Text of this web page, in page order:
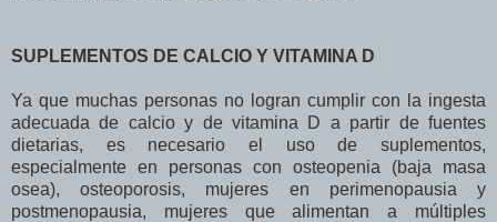
SUPLEMENTOS DE CALCIO Y VITAMINA D
Ya que muchas personas no logran cumplir con la ingesta
adecuada de calcio y de vitamina D a partir de fuentes
dietarias, es necesario el uso de suplementos,
especialmente en personas con osteopenia (baja masa
osea), osteoporosis, mujeres en perimenopausia y
postmenopausia, mujeres que alimentan a múltiples